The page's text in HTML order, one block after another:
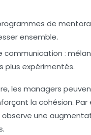
de
ensemble.
communication :
plus expérimentés.
les managers
la cohésion.
une